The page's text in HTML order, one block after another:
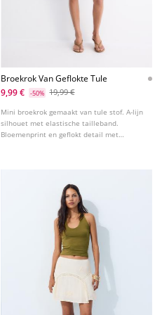
Broekrok Van Geflokte Tule
9,99 €
-50% 19,99 €
Mini broekrok gemaakt van tule stof. A-lijn
silhouet met elastische tailleband.
Bloemenprint en geflokt detail met